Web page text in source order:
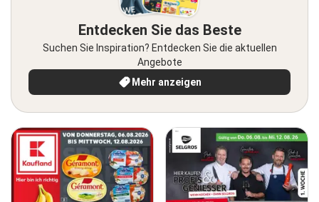
Entdecken Sie das Beste
Suchen Sie Inspiration? Entdecken Sie die aktuellen
Angebote
Mehr anzeigen